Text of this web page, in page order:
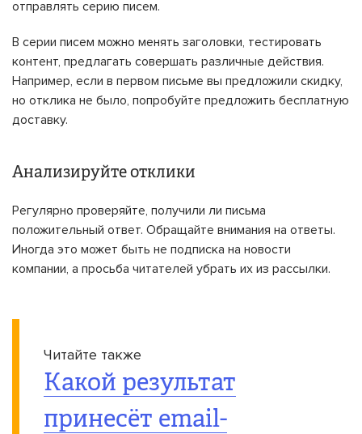
отправлять серию писем.
В серии писем можно менять заголовки, тестировать
контент, предлагать совершать различные действия.
Например, если в первом письме вы предложили скидку,
но отклика не было, попробуйте предложить бесплатную
доставку.
Анализируйте отклики
Регулярно проверяйте, получили ли письма
положительный ответ. Обращайте внимания на ответы.
Иногда это может быть не подписка на новости
компании, а просьба читателей убрать их из рассылки.
Читайте также
Какой результат
принесёт email-